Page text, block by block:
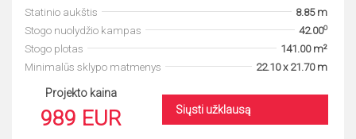
Statinio aukštis
8.85 m
Stogo nuolydžio kampas
42.00o
Stogo plotas
141.00 m²
Minimalūs sklypo matmenys
22.10 x 21.70 m
Projekto kaina
989 EUR Siųsti užklausą